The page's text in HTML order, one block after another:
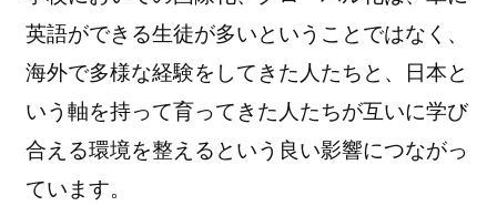
英語ができる生徒が多いということではなく、
海外で多様な経験をしてきた人たちと、日本と
いう軸を持って育ってきた人たちが互いに学び
合える環境を整えるという良い影響につながっ
ています。